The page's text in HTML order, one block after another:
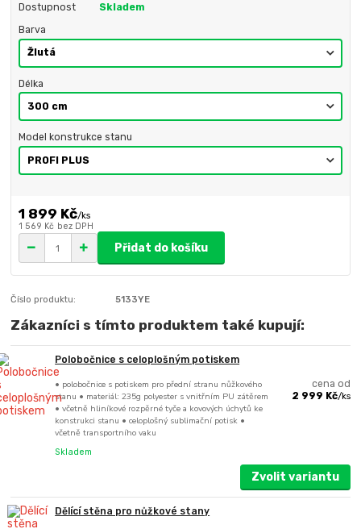
Dostupnost Skladem
Barva
Délka
Model konstrukce stanu
1 899 Kč/ks
1 569 Kč bez DPH
Přidat do košíku
Číslo produktu: 5133YE
Zákazníci s tímto produktem také kupují:
Polobočnice s celoplošným potiskem
• polobočnice s potiskem pro přední stranu nůžkového
stanu • materiál: 235g polyester s vnitřním PU zátěrem
• včetně hliníkové rozpěrné tyče a kovových úchytů ke
konstrukci stanu • celoplošný sublimační potisk •
včetně transportního vaku
cena od
2 999 Kč/ks
Skladem
Zvolit variantu
Dělící stěna pro nůžkové stany